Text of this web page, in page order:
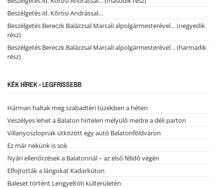
Beszélgetés id. Kőrösi Andrással…
Beszélgetés Bereczk Balázzsal Marcali alpolgármesterével… (negyedik
rész)
Beszélgetés Bereczk Balázzsal Marcali alpolgármesterével… (harmadik
rész)
KÉK HÍREK - LEGFRISSEBB
Hárman haltak meg szabadtéri tüzekben a héten
Veszélyes lehet a Balaton hirtelen mélyülő medre a déli parton
Villanyoszlopnak ütközött egy autó Balatonföldváron
Ez már nekünk is sok
Nyári ellenőrzések a Balatonnál – az első félidő végén
Elfojtották a lángokat Kadarkúton
Baleset történt Lengyeltóti külterületén